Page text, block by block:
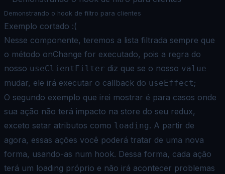
Demonstrando o hook de filtro para clientes
Exemplo cortado :(
Nesse componente, teremos a lista filtrada sempre que
o método onChange for executado, pois a regra do
nosso useClientFilter diz que se o nosso value
mudar, ele irá executar o callback do useEffect;
O segundo exemplo que irei mostrar é para casos onde
sua ação não terá impacto na store do seu redux,
exceto setar atributos como loading. A partir de
agora, essas ações você poderá tratar de uma nova
forma, usando-as num hook. Dessa forma, cada ação
terá um loading próprio e não irá acontecer problemas